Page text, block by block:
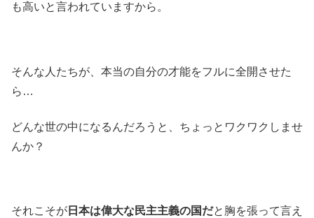
も高いと言われていますから。
そんな人たちが、本当の自分の才能をフルに全開させた
ら…
どんな世の中になるんだろうと、ちょっとワクワクしませ
んか？
それこそが 日本は偉大な民主主義の国だと胸を張って言え